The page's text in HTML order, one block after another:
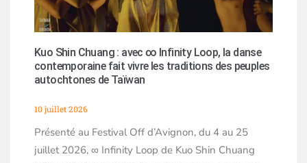
Kuo Shin Chuang : avec ∞ Infinity Loop, la danse
contemporaine fait vivre les traditions des peuples
autochtones de Taïwan
10 juillet 2026
Présenté au Festival Off d’Avignon, du 4 au 25
juillet 2026, ∞ Infinity Loop de Kuo Shin Chuang